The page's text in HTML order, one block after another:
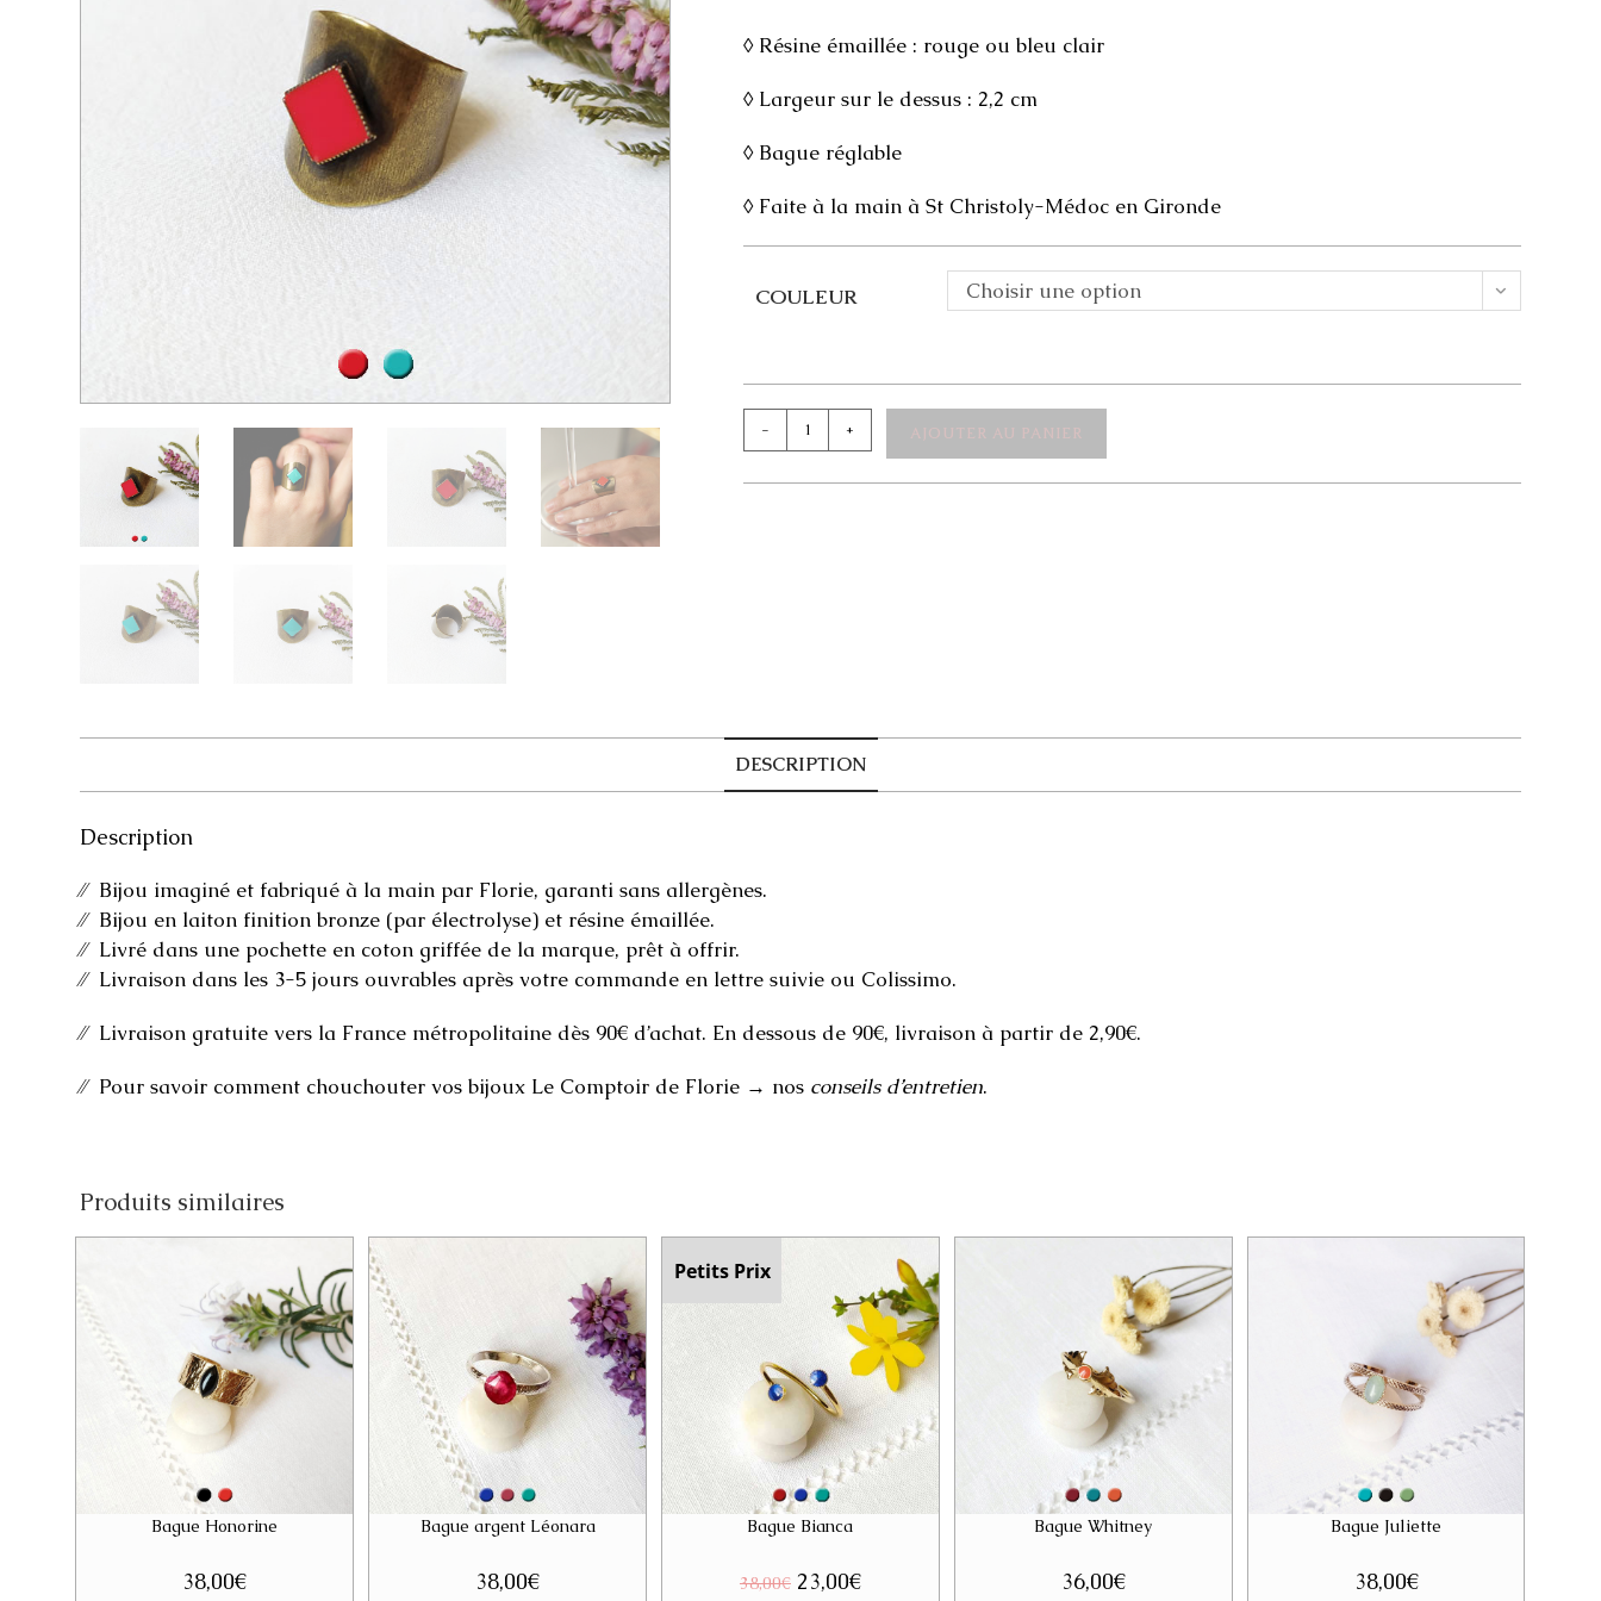
◊ Résine émaillée : rouge ou bleu clair
◊ Largeur sur le dessus : 2,2 cm
◊ Bague réglable
◊ Faite à la main à St Christoly-Médoc en Gironde
COULEUR Choisir une option
- + AJOUTER AU PANIER
DESCRIPTION
Description
⁄⁄ Bijou imaginé et fabriqué à la main par Florie, garanti sans allergènes.
⁄⁄ Bijou en laiton finition bronze (par électrolyse) et résine émaillée.
⁄⁄ Livré dans une pochette en coton griffée de la marque, prêt à offrir.
⁄⁄ Livraison dans les 3-5 jours ouvrables après votre commande en lettre suivie ou Colissimo.
⁄⁄ Livraison gratuite vers la France métropolitaine dès 90€ d’achat. En dessous de 90€, livraison à partir de 2,90€.
⁄⁄ Pour savoir comment chouchouter vos bijoux Le Comptoir de Florie → nos conseils d’entretien.
Produits similaires
Bague Honorine
38,00€
Bague argent Léonara
38,00€
Petits Prix
Bague Bianca
38,00€ Le
prix
23,00€Le
prix
Bague Whitney
36,00€
Bague Juliette
38,00€